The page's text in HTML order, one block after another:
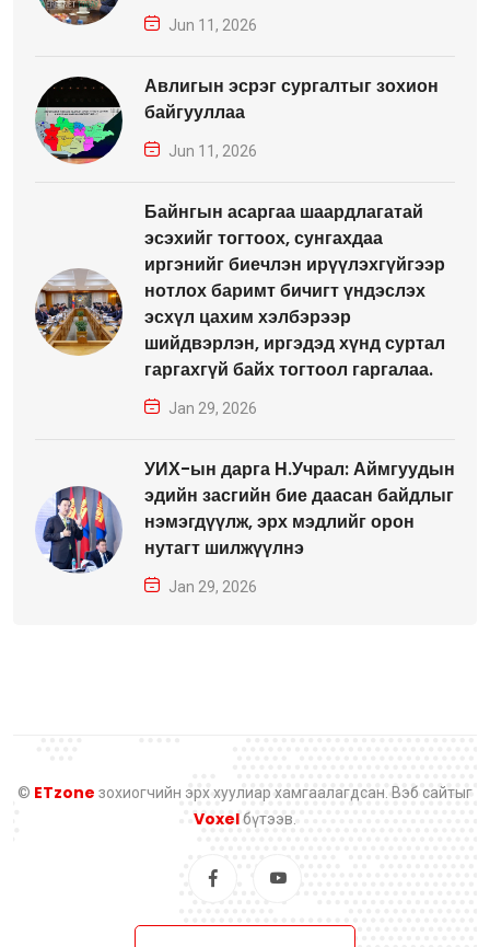
Jun 11, 2026
Авлигын эсрэг сургалтыг зохион
байгууллаа
Jun 11, 2026
Байнгын асаргаа шаардлагатай
эсэхийг тогтоох, сунгахдаа
иргэнийг биечлэн ирүүлэхгүйгээр
нотлох баримт бичигт үндэслэх
эсхүл цахим хэлбэрээр
шийдвэрлэн, иргэдэд хүнд суртал
гаргахгүй байх тогтоол гаргалаа.
Jan 29, 2026
УИХ-ын дарга Н.Учрал: Аймгуудын
эдийн засгийн бие даасан байдлыг
нэмэгдүүлж, эрх мэдлийг орон
нутагт шилжүүлнэ
Jan 29, 2026
© ETzone зохиогчийн эрх хуулиар хамгаалагдсан. Вэб сайтыг
Voxelбүтээв.